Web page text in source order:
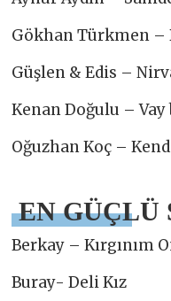
Gökhan Türkmen –
Güşlen & Edis –
Kenan Doğulu – Vay
Oğuzhan Koç –
EN GÜÇLÜ
Berkay – Kırgınım
Buray- Deli Kız